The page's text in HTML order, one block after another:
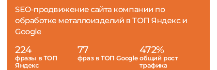
SEO-продвижение сайта компании по
обработке металлоизделий в ТОП Яндекс и
Google
224
фразы в ТОП
Яндекс
77
фраз в ТОП Google
472%
общий рост
трафика